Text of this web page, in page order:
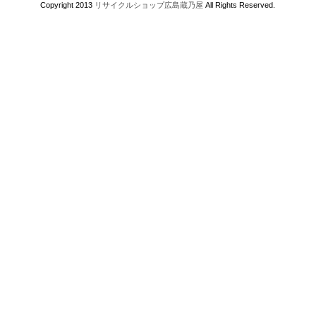
Copyright 2013 リサイクルショップ広島蔵乃屋 All Rights Reserved.